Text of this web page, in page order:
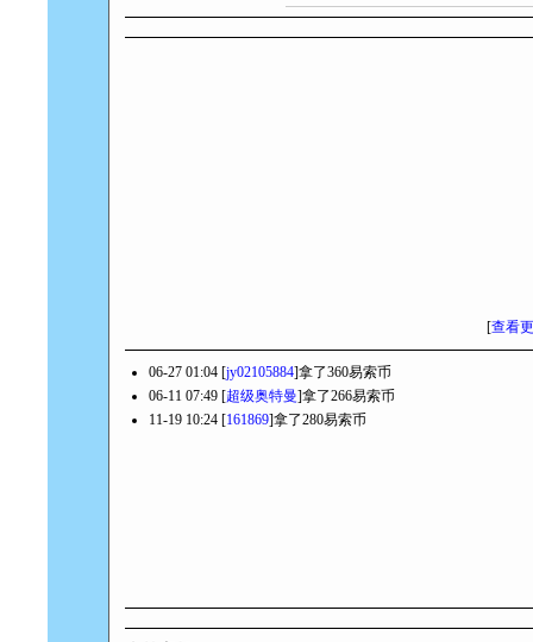
[查看
06-27 01:04 [jy02105884]拿了360易索币
06-11 07:49 [超级奥特曼]拿了266易索币
11-19 10:24 [161869]拿了280易索币